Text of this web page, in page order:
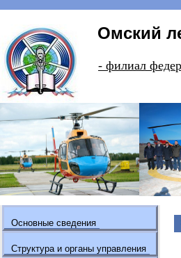
Омский
- филиал
Основные сведения
Структура и органы управления